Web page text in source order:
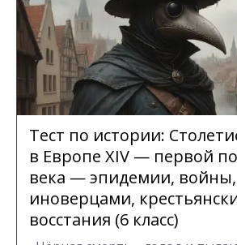
Тест по истории:
в Европе XIV — первой
века — эпидемии,
иноверцами,
восстания (6 класс)